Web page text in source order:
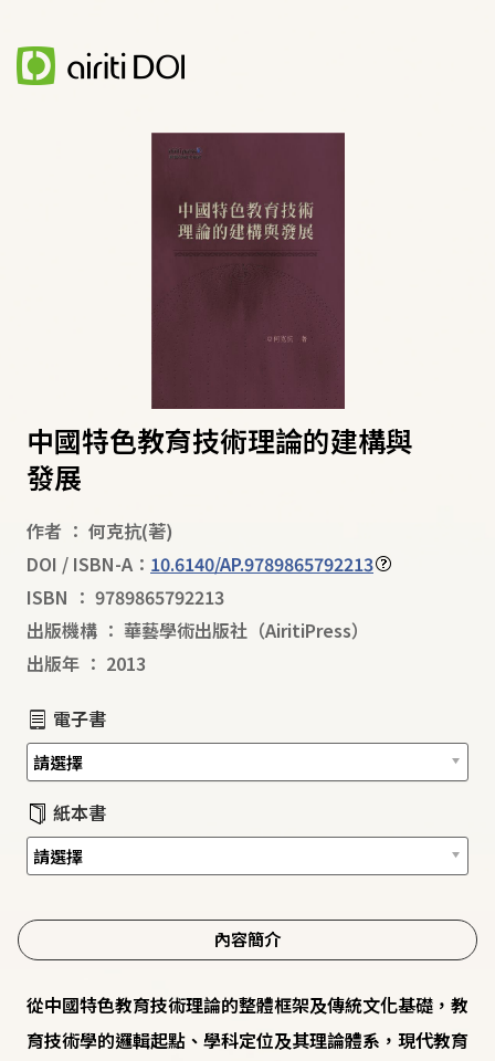
中國特色教育技術理論的建構與
發展
作者 ： 何克抗(著)
DOI / ISBN-A： 10.6140/AP.9789865792213
ISBN ： 9789865792213
出版機構 ： 華藝學術出版社（AiritiPress）
出版年 ： 2013
電子書
紙本書
內容簡介
從中國特色教育技術理論的整體框架及傳統文化基礎，教
育技術學的邏輯起點、學科定位及其理論體系，現代教育